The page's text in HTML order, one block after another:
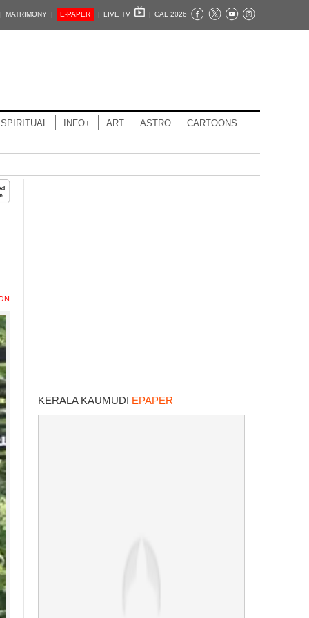
| MATRIMONY | E-PAPER | LIVE TV | CAL 2026
SPIRITUAL INFO+ ART ASTRO CARTOONS
KERALA KAUMUDI EPAPER